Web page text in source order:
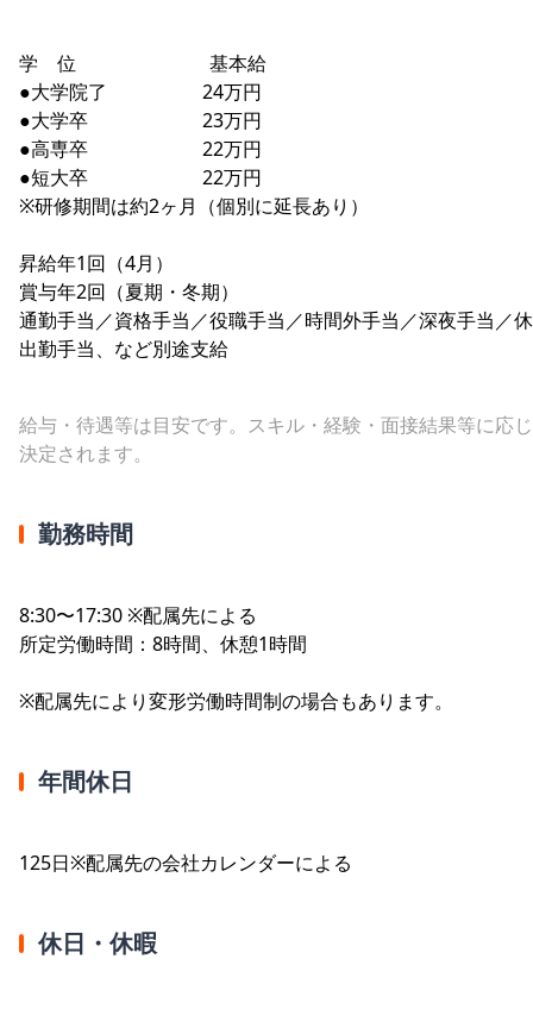
学 位 基本給
●大学院了 24万円
●大学卒 23万円
●高専卒 22万円
●短大卒 22万円
※研修期間は約2ヶ月（個別に延長あり）
昇給年1回（4月）
賞与年2回（夏期・冬期）
通勤手当／資格手当／役職手当／時間外手当／深夜手当／
出勤手当、など別途支給
給与・待遇等は目安です。スキル・経験・面接結果等に応
決定されます。
勤務時間
8:30〜17:30 ※配属先による
所定労働時間：8時間、休憩1時間
※配属先により変形労働時間制の場合もあります。
年間休日
125日※配属先の会社カレンダーによる
休日・休暇